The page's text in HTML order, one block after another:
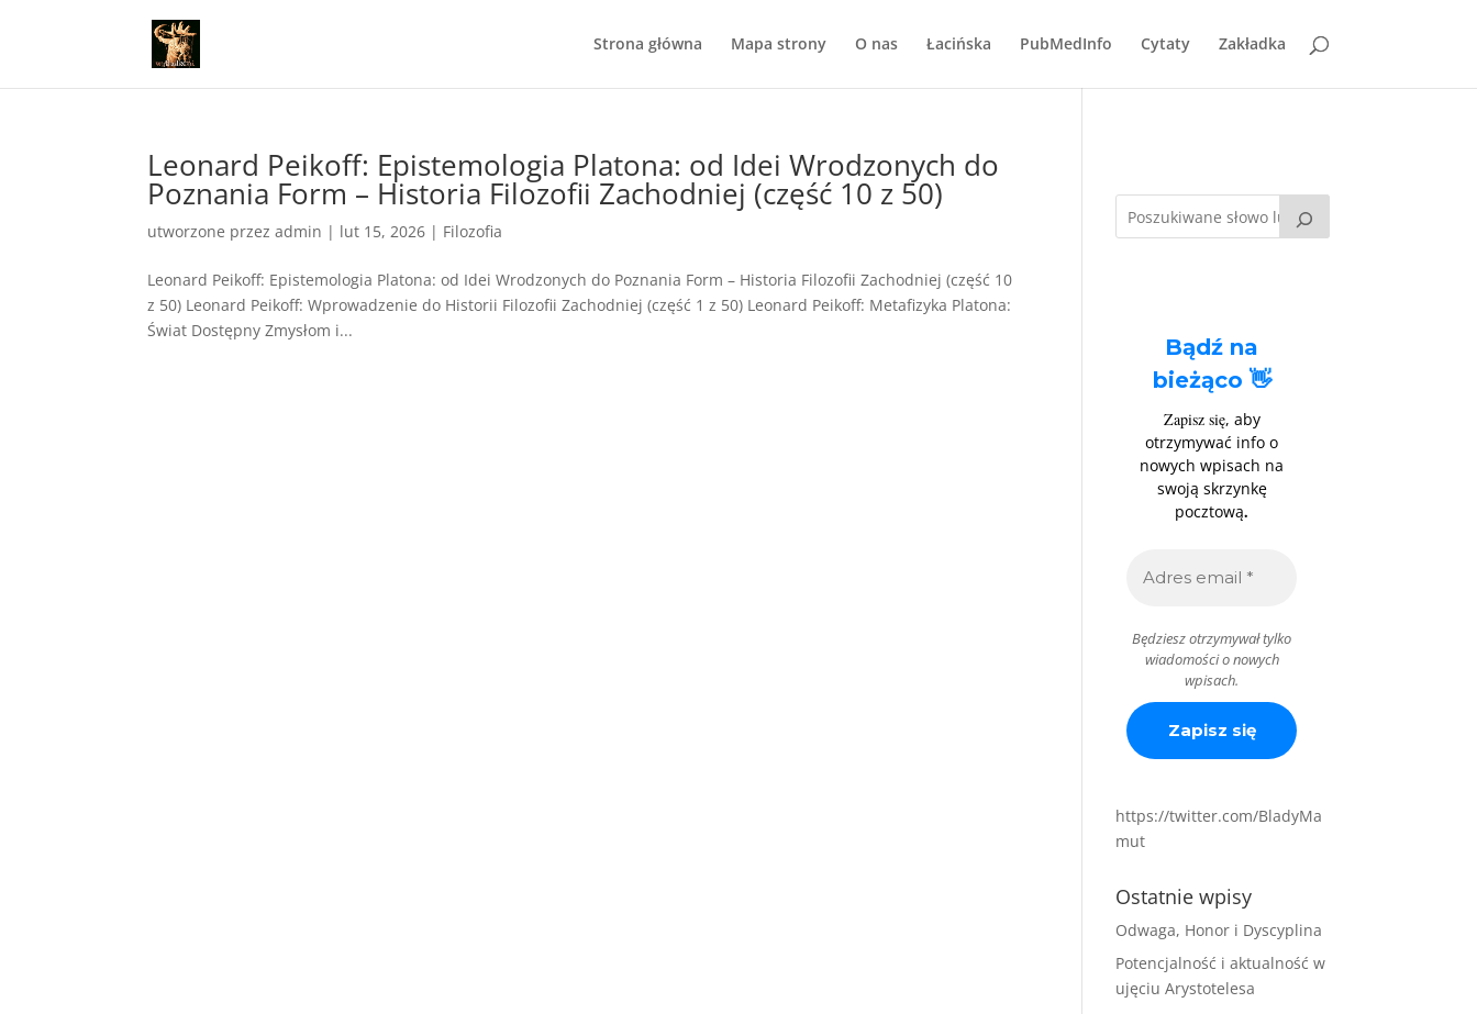
Strona główna Mapa strony O nas Łacińska PubMedInfo Cytaty Zakładka
Leonard Peikoff: Epistemologia Platona: od Idei Wrodzonych do
Poznania Form – Historia Filozofii Zachodniej (część 10 z 50)
utworzone przezadmin | lut 15, 2026 | Filozofia
Leonard Peikoff: Epistemologia Platona: od Idei Wrodzonych do Poznania Form – Historia Filozofii Zachodniej (część 10
z 50) Leonard Peikoff: Wprowadzenie do Historii Filozofii Zachodniej (część 1 z 50) Leonard Peikoff: Metafizyka Platona:
Świat Dostępny Zmysłom i...
Bądź na
bieżąco 👋
Zapisz się, aby
otrzymywać info o
nowych wpisach na
swoją skrzynkę
pocztową.
Będziesz otrzymywał tylko
wiadomości o nowych
wpisach.
https://twitter.com/BladyMa
mut
Ostatnie wpisy
Odwaga, Honor i Dyscyplina
Potencjalność i aktualność w
ujęciu Arystotelesa